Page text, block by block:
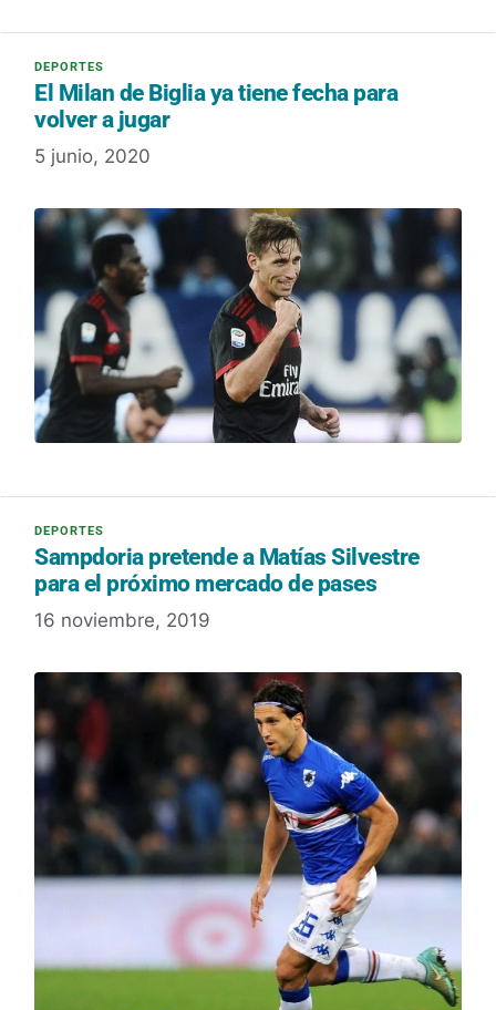
El Milan de Biglia ya tiene fecha para
volver a jugar
5 junio, 2020
Sampdoria pretende a Matías Silvestre
para el próximo mercado de pases
16 noviembre, 2019